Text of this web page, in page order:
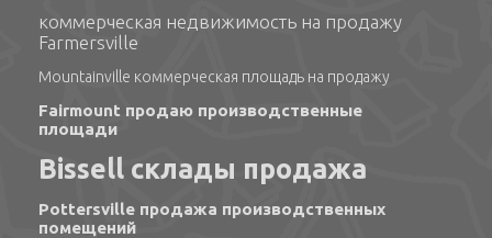
коммерческая недвижимость на продажу
Farmersville
Mountainville коммерческая площадь на продажу
Fairmount продаю производственные
площади
Bissell склады продажа
Pottersville продажа производственных
помещений